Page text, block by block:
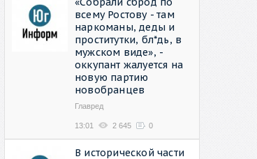
всему Ростову - там
наркоманы, деды и
проститутки, бл*дь, в
мужском виде», -
оккупант жалуется на
новую партию
новобранцев
Главред
13:01 2 645 0
В исторической части